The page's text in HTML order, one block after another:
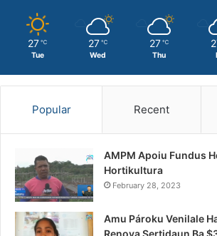
27 ℃
Tue
27 ℃
Wed
27 ℃
Thu
Popular Recent
AMPM Apoiu Fundus
Hortikultura
February 28, 2023
Amu Pároku Venilale
Renova Sertidaun Ba